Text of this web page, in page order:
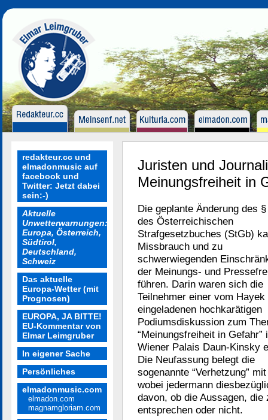
redakteur.cc und
elmadonmusic auf
facebook und
Twitter: Jetzt dabei
sein:-)
Aktuelle
Unwetterwarnungen:
Europa, Österreich,
Südtirol,
Deutschland,
Schweiz
Das aktuelle
Europa-Wetter (mit
Prognosen)
EUROPA, JA BITTE!
EU-Kommentar von
Elmar Leimgruber
In eigener Sache
Persönliches
elmadonmusic.com
elmadon.com
magnamgloriam.com
Juristen und
Meinungsfreiheit in
Die geplante Änderung des
des Österreichischen
Strafgesetzbuches (StGb)
Missbrauch und zu
schwerwiegenden
der Meinungs- und
führen. Darin waren sich die
Teilnehmer einer vom
eingeladenen hochkarätigen
Podiumsdiskussion zum
“Meinungsfreiheit in Gefahr”
Wiener Palais Daun-Kinsky
Die Neufassung belegt die
sogenannte “Verhetzung”
wobei jedermann
davon, ob die Aussagen,
entsprechen oder nicht.